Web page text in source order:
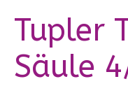
Tupler
Säule